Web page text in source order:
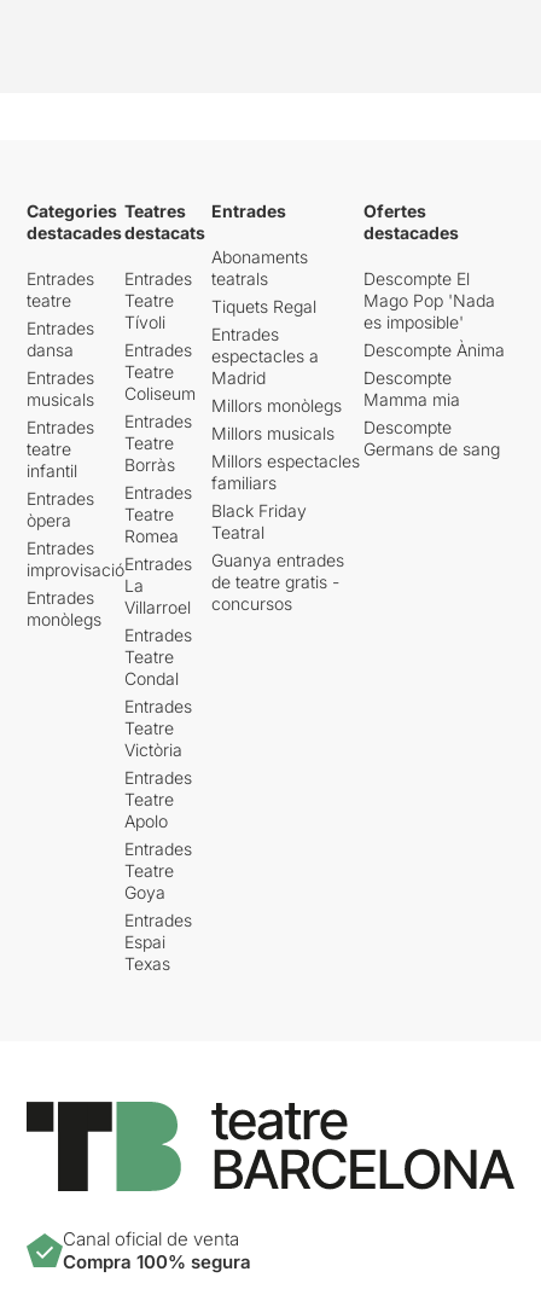
Categories
destacades
Entrades
teatre
Entrades
dansa
Entrades
musicals
Entrades
teatre
infantil
Entrades
òpera
Entrades
improvisació
Entrades
monòlegs
Teatres
destacats
Entrades
Teatre
Tívoli
Entrades
Teatre
Coliseum
Entrades
Teatre
Borràs
Entrades
Teatre
Romea
Entrades
La
Villarroel
Entrades
Teatre
Condal
Entrades
Teatre
Victòria
Entrades
Teatre
Apolo
Entrades
Teatre
Goya
Entrades
Espai
Texas
Entrades
Abonaments
teatrals
Tiquets Regal
Entrades
espectacles a
Madrid
Millors monòlegs
Millors musicals
Millors espectacles
familiars
Black Friday
Teatral
Guanya entrades
de teatre gratis -
concursos
Ofertes
destacades
Descompte El
Mago Pop 'Nada
es imposible'
Descompte Ànima
Descompte
Mamma mia
Descompte
Germans de sang
Canal oficial de venta
Compra 100% segura